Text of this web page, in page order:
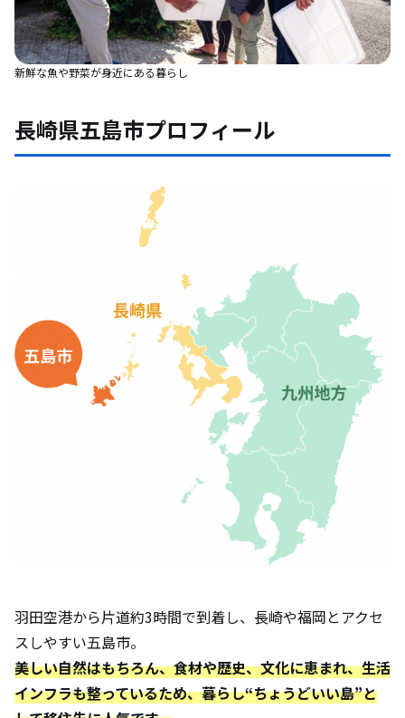
新鮮な魚や野菜が身近にある暮らし
長崎県五島市プロフィール
羽田空港から片道約3時間で到着し、長崎や福岡とアクセ
スしやすい五島市。
美しい自然はもちろん、食材や歴史、文化に恵まれ、生活
インフラも整っているため、暮らし“ちょうどいい島”と